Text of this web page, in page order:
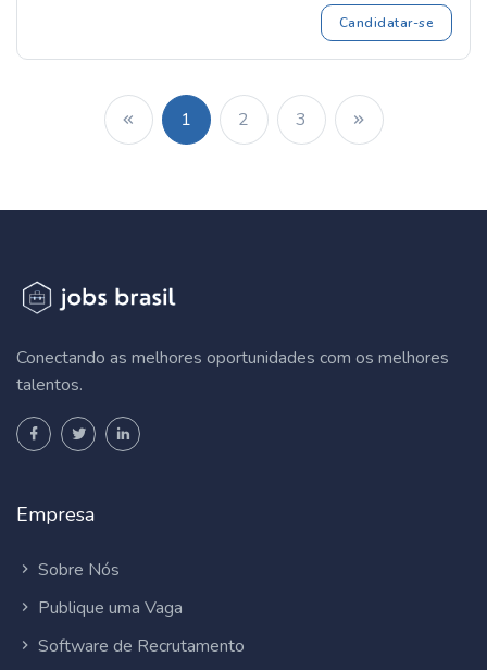
Candidatar-se
1 2 3
Conectando as melhores oportunidades com os melhores
talentos.
Empresa
Sobre Nós
Publique uma Vaga
Software de Recrutamento